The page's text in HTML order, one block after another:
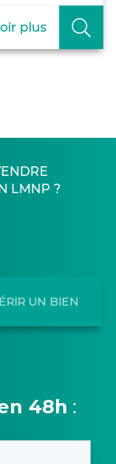
plus
LMNP ?
UN BIEN